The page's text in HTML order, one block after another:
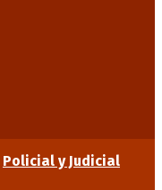
Policial y Judicial